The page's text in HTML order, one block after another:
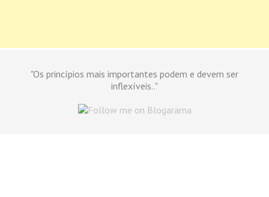
"Os princípios mais importantes podem e devem ser
inflexíveis.."